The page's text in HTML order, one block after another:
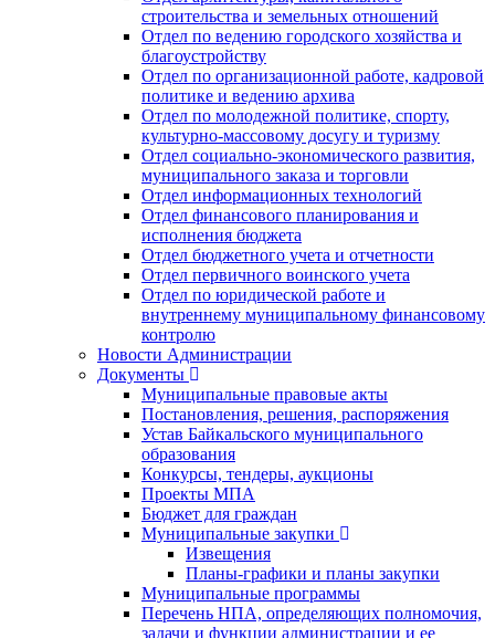
строительства и земельных отношений
Отдел по ведению городского хозяйства и
благоустройству
Отдел по организационной работе, кадровой
политике и ведению архива
Отдел по молодежной политике, спорту,
культурно-массовому досугу и туризму
Отдел социально-экономического развития,
муниципального заказа и торговли
Отдел информационных технологий
Отдел финансового планирования и
исполнения бюджета
Отдел бюджетного учета и отчетности
Отдел первичного воинского учета
Отдел по юридической работе и
внутреннему муниципальному финансовому
контролю
Новости Администрации
Документы
Муниципальные правовые акты
Постановления, решения, распоряжения
Устав Байкальского муниципального
образования
Конкурсы, тендеры, аукционы
Проекты МПА
Бюджет для граждан
Муниципальные закупки
Извещения
Планы-графики и планы закупки
Муниципальные программы
Перечень НПА, определяющих полномочия,
задачи и функции администрации и ее